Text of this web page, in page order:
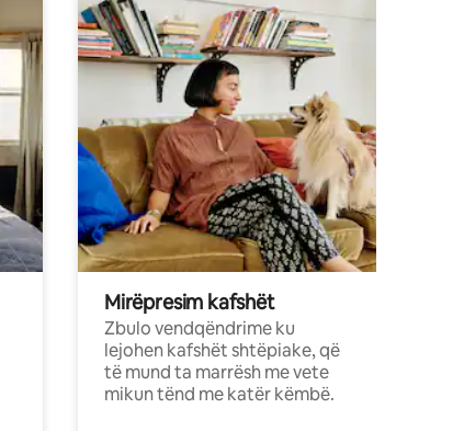
Mirëpresim kafshët
Zbulo vendqëndrime ku
lejohen kafshët shtëpiake, që
të mund ta marrësh me vete
mikun tënd me katër këmbë.